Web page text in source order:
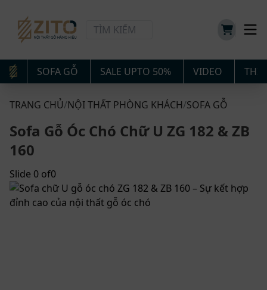
SOFA GỖ SALE UPTO 50% VIDEO
TRANG CHỦ/NỘI THẤT PHÒNG KHÁCH/SOFA GỖ
Sofa Gỗ Óc Chó Chữ U ZG 182 & ZB
160
Slide 0 of0